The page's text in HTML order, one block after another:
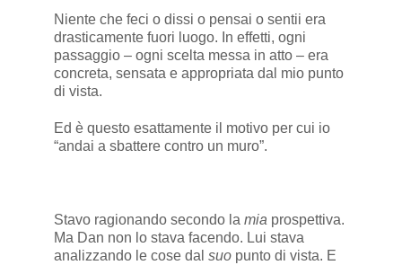
Niente che feci o dissi o pensai o sentii era
drasticamente fuori luogo. In effetti, ogni
passaggio – ogni scelta messa in atto – era
concreta, sensata e appropriata dal mio punto
di vista.
Ed è questo esattamente il motivo per cui io
“andai a sbattere contro un muro”.
Stavo ragionando secondo la mia prospettiva.
Ma Dan non lo stava facendo. Lui stava
analizzando le cose dal suopunto di vista. E